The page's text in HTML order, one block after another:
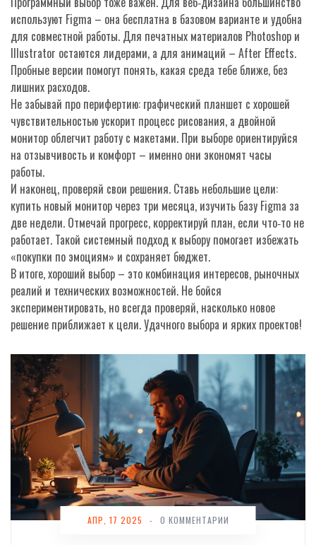
используют Figma – она бесплатна в базовом варианте и удобна
для совместной работы. Для печатных материалов Photoshop и
Illustrator остаются лидерами, а для анимаций – After Effects.
Пробные версии помогут понять, какая среда тебе ближе, без
лишних расходов.
Не забывай про перифертию: графический планшет с хорошей
чувствительностью ускорит процесс рисования, а двойной
монитор облегчит работу с макетами. При выборе ориентируйся
на отзывчивость и комфорт – именно они экономят часы
работы.
И наконец, проверяй свои решения. Ставь небольшие цели:
купить новый монитор через три месяца, изучить базу Figma за
две недели. Отмечай прогресс, корректируй план, если что‑то не
работает. Такой системный подход к выбору помогает избежать
«покупки по эмоциям» и сохраняет бюджет.
В итоге, хороший выбор – это комбинация интересов, рыночных
реалий и технических возможностей. Не бойся
экспериментировать, но всегда проверяй, насколько новое
решение приближает к цели. Удачного выбора и ярких проектов!
АПР, 17 2025 - 0 КОММЕНТАРИИ